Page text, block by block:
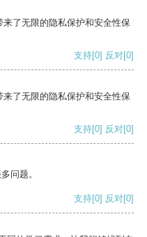
了无限的隐私保护和安全性保
支持[0] 反对[0]
了无限的隐私保护和安全性保
支持[0] 反对[0]
问题。
支持[0] 反对[0]